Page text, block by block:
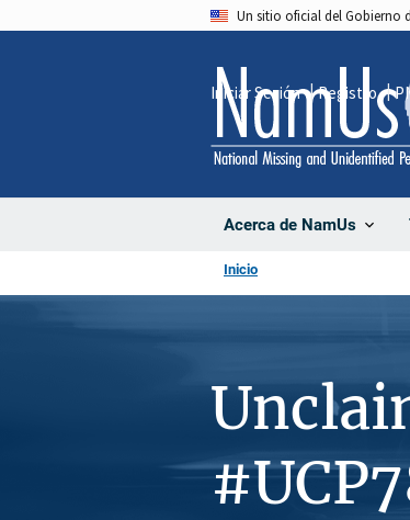
Un sitio oficial del Gobierno
Acerca de NamUs
Iniciar Sesión Registro
Inicio